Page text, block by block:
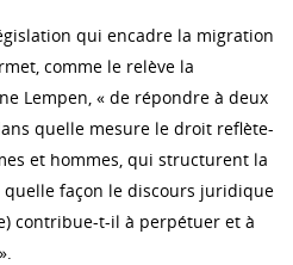
qui encadre la migration
comme le relève la
Lempen, « de répondre à deux
quelle mesure le droit reflète-
et hommes, qui structurent la
quelle façon le discours juridique
contribue-t-il à perpétuer et à
».